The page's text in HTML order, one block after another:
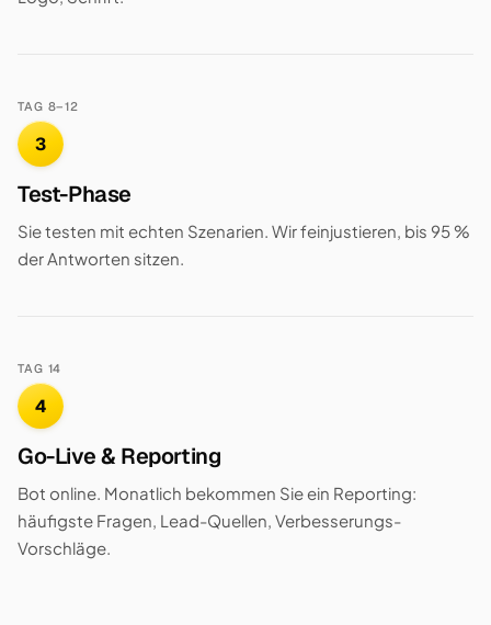
TAG 8–12
3
Test-Phase
Sie testen mit echten Szenarien. Wir feinjustieren, bis 95 %
der Antworten sitzen.
TAG 14
4
Go-Live & Reporting
Bot online. Monatlich bekommen Sie ein Reporting:
häufigste Fragen, Lead-Quellen, Verbesserungs-
Vorschläge.